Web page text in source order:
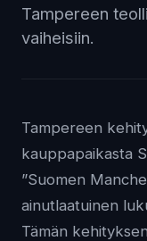
Tampereen
vaiheisiin.
Tampereen
kauppapaikasta
”Suomen
ainutlaatuinen
Tämän